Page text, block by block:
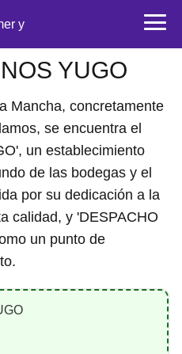
YUGO
Mancha, concretamente
se encuentra el
un establecimiento
de las bodegas y el
por su dedicación a la
calidad, y 'DESPACHO
un punto de